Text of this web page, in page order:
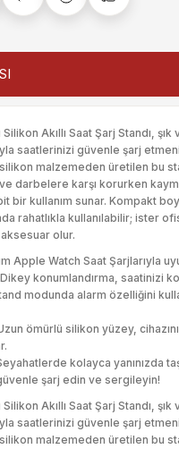
Akıllı Saat Şarj Standı, şık
saatlerinizi güvenle şarj
malzemeden üretilen bu
darbelere karşı korurken
bir kullanım sunar. Kompakt
rahatlıkla kullanılabilir; ister
olur.
Apple Watch Saat Şarjlarıyla
konumlandırma, saatinizi
modunda alarm özelliğini
ömürlü silikon yüzey,
kolayca yanınızda
şarj edin ve sergileyin!
Akıllı Saat Şarj Standı, şık
saatlerinizi güvenle şarj
malzemeden üretilen bu